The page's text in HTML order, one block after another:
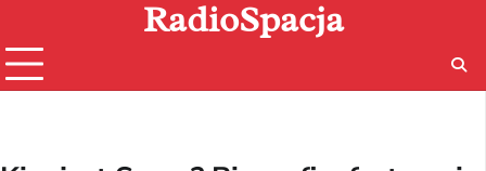
content
RadioSpacja